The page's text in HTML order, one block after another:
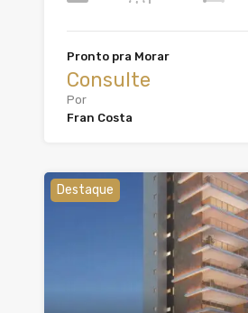
Pronto pra Morar
Consulte
Por
Fran Costa
Destaque